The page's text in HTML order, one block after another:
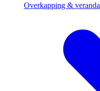
Overkapping & veranda